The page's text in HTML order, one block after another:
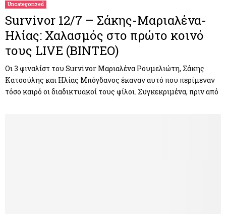
Uncategorized
Survivor 12/7 – Σάκης-Μαριαλένα-
Ηλίας: Χαλασμός στο πρώτο κοινό
τους LIVE (ΒΙΝΤΕΟ)
Οι 3 φιναλίστ του Survivor Μαριαλένα Ρουμελιώτη, Σάκης
Κατσούλης και Ηλίας Μπόγδανος έκαναν αυτό που περίμεναν
τόσο καιρό οι διαδικτυακοί τους φίλοι. Συγκεκριμένα, πριν από